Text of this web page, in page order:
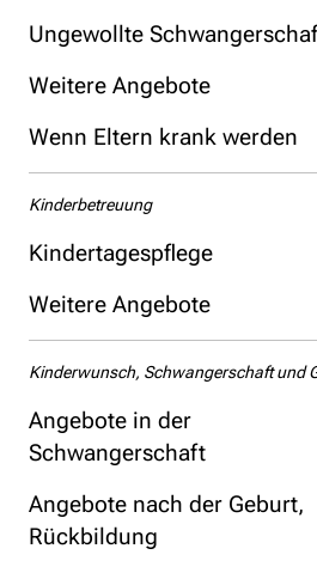
Ungewollte
Weitere Angebote
Wenn Eltern krank werden
Kinderbetreuung
Kindertagespflege
Weitere Angebote
Kinderwunsch, Schwangerschaft und
Angebote in der
Schwangerschaft
Angebote nach der Geburt,
Rückbildung